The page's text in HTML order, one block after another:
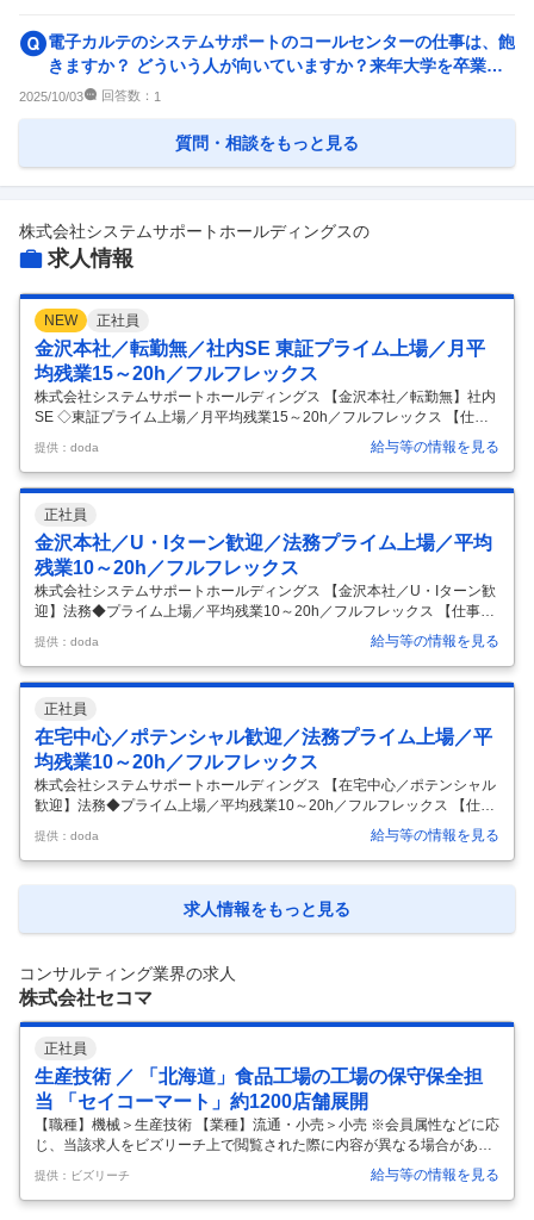
電子カルテのシステムサポートのコールセンターの仕事は、飽
きますか？ どういう人が向いていますか？来年大学を卒業し
て就職するか迷っています。
2025/10/03 回答数： 1
質問・相談をもっと見る
株式会社システムサポートホールディングスの
求人情報
NEW 正社員
金沢本社／転勤無／社内SE 東証プライム上場／月平
均残業15～20h／フルフレックス
株式会社システムサポートホールディングス 【金沢本社／転勤無】社内
SE ◇東証プライム上場／月平均残業15～20h／フルフレックス 【仕事
内容】 【金沢本社／転勤無】社内SE ◇東証プライム上場／月平均残業1
5～20h／フルフレックス 【具体的な仕事内容】 ～金沢の安定した上場
企業で社内SEとしてキャリアアップしたい方へ～ ■業務概要： 社内シス
テムの導入から運用保守をお任せします。 ・最新のITインフラや製品・
サービスの動向を調査し社内業務の効率化や改善を検討します。新しい
システムの導入作業から運用保守までを一貫して行います。既にZeroTr
ustセキュリティモデルや生成AIなど一部を導入し
提供：doda 給与等の情報を見る
正社員
金沢本社／U・Iターン歓迎／法務プライム上場／平均
残業10～20h／フルフレックス
株式会社システムサポートホールディングス 【金沢本社／U・Iターン歓
迎】法務◆プライム上場／平均残業10～20h／フルフレックス 【仕事内
容】 【金沢本社／U・Iターン歓迎】法務◆プライム上場／平均残業10～
20h／フルフレックス 【具体的な仕事内容】 ～法務経験生かしつつ、金
沢へUIターンしたい方へ～ ●東証プライム市場上場の独立系Sler ●契約書
レビューから始め経験に合わせて業務領域を拡大 ●法務部門が重んじら
れる環境で裁量を持った業務が可能！ ●【フルフレックス＆リモート勤
務可／平均残業10～20h／転勤無】と働き方◎ ■仕事内容： 日常的な契
約書審査業務を中心に、契約書の作成・審査・
提供：doda 給与等の情報を見る
正社員
在宅中心／ポテンシャル歓迎／法務プライム上場／平
均残業10～20h／フルフレックス
株式会社システムサポートホールディングス 【在宅中心／ポテンシャル
歓迎】法務◆プライム上場／平均残業10～20h／フルフレックス 【仕事
内容】 【在宅中心／ポテンシャル歓迎】法務◆プライム上場／平均残業
10～20h／フルフレックス 【具体的な仕事内容】 ～安定した上場企業で
幅広い法務スキルを身に着けたい方へ～ ●東証プライム市場上場の独立
系Sler ●契約書レビューから始め経験に合わせて業務領域を拡大 ●法務部
門が重んじられる環境で裁量を持った業務が可能！ ●【フルフレックス
提供：doda 給与等の情報を見る
求人情報をもっと見る
コンサルティング業界の求人
株式会社セコマ
正社員
生産技術 ／ 「北海道」食品工場の工場の保守保全担
当 「セイコーマート」約1200店舗展開
【職種】機械＞生産技術 【業種】流通・小売＞小売 ※会員属性などに応
じ、当該求人をビズリーチ上で閲覧された際に内容が異なる場合があり
ます 小売店「セイコーマート」を全道・茨城・埼玉に約1,200店舗を展
開／自社農場・加工工場を保有し／競合他社との差別化経営を実現する
老舗企業 セコマグループは原料生産・仕入から製造、物流、小売まで
提供：ビズリーチ 給与等の情報を見る